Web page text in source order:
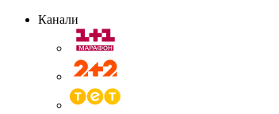
Канали